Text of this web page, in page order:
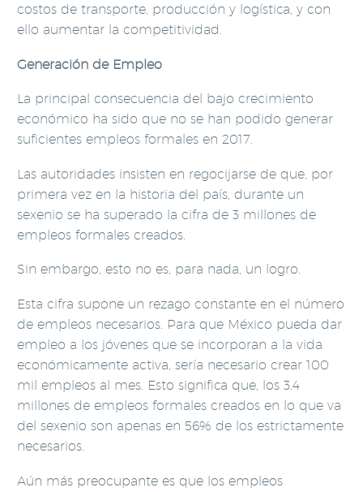
costos de transporte, producción y logística, y con
ello aumentar la competitividad.
Generación de Empleo
La principal consecuencia del bajo crecimiento
económico ha sido que no se han podido generar
suficientes empleos formales en 2017.
Las autoridades insisten en regocijarse de que, por
primera vez en la historia del país, durante un
sexenio se ha superado la cifra de 3 millones de
empleos formales creados.
Sin embargo, esto no es, para nada, un logro.
Esta cifra supone un rezago constante en el número
de empleos necesarios. Para que México pueda dar
empleo a los jóvenes que se incorporan a la vida
económicamente activa, sería necesario crear 100
mil empleos al mes. Esto significa que, los 3.4
millones de empleos formales creados en lo que va
del sexenio son apenas en 56% de los estrictamente
necesarios.
Aún más preocupante es que los empleos